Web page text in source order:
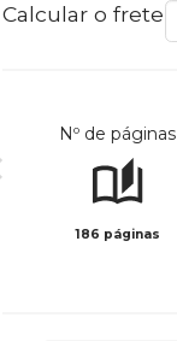
Calcular o frete
Nº de páginas
186 páginas